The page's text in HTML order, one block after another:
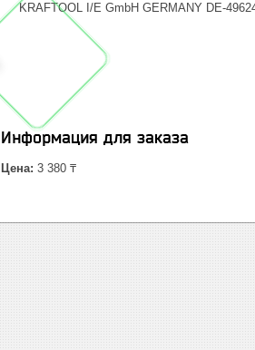
KRAFTOOL I/E GmbH GERMANY DE-
Информация для заказа
Цена: 3 380 ₸